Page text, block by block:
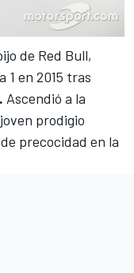
de Red Bull,
1 en 2015 tras
Ascendió a la
prodigio
precocidad en la